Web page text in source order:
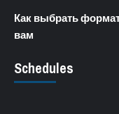
Как выбрать
вам
Schedules